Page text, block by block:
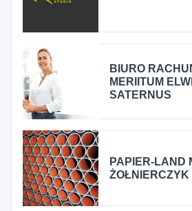
BIURO
MERIITUM
SATERNUS
PAPIER-LAND
ŻOŁNIERCZYK